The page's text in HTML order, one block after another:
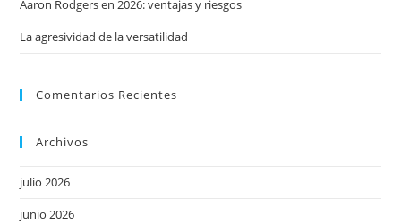
Aaron Rodgers en 2026: ventajas y riesgos
La agresividad de la versatilidad
Comentarios Recientes
Archivos
julio 2026
junio 2026